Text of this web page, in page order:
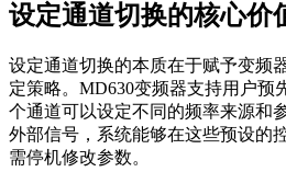
设定通道切换的核心价
设定通道切换的本质在于赋予变频
定策略。MD630变频器支持用户预
个通道可以设定不同的频率来源和
外部信号，系统能够在这些预设的
需停机修改参数。